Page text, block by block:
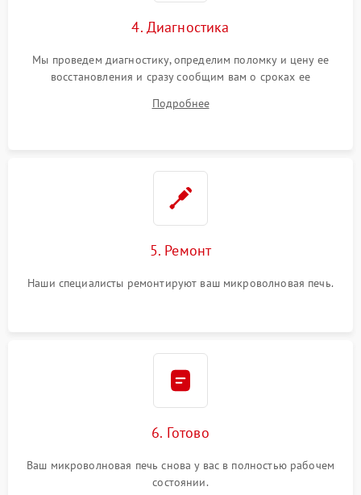
4. Диагностика
Мы проведем диагностику, определим поломку и цену ее
восстановления и сразу сообщим вам о сроках ее
Подробнее
5. Ремонт
Наши специалисты ремонтируют ваш микроволновая печь.
6. Готово
Ваш микроволновая печь снова у вас в полностью рабочем
состоянии.